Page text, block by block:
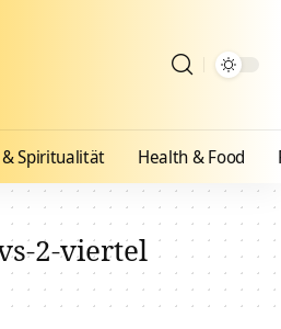
& Spiritualität Health & Food
2-viertel